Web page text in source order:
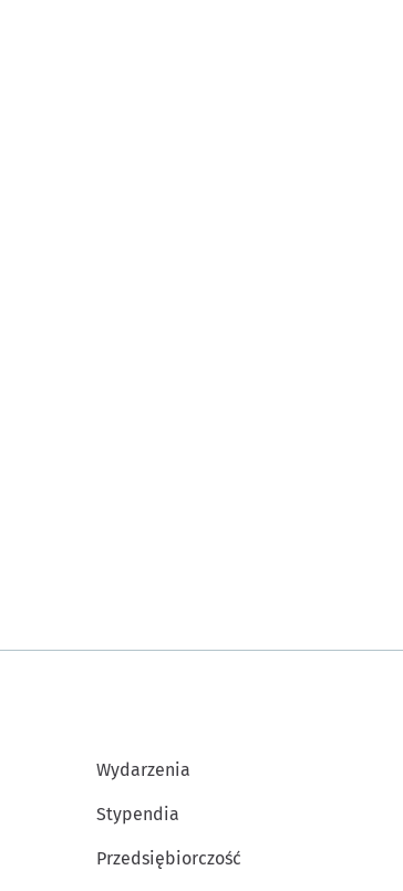
Wydarzenia
Stypendia
Przedsiębiorczość